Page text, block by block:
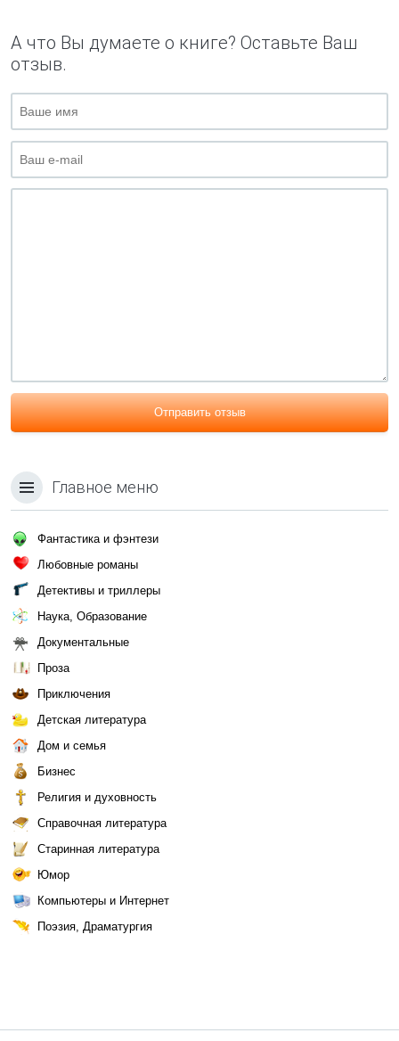
А что Вы думаете о книге? Оставьте Ваш
отзыв.
Отправить отзыв
Главное меню
Фантастика и фэнтези
Любовные романы
Детективы и триллеры
Наука, Образование
Документальные
Проза
Приключения
Детская литература
Дом и семья
Бизнес
Религия и духовность
Справочная литература
Старинная литература
Юмор
Компьютеры и Интернет
Поэзия, Драматургия